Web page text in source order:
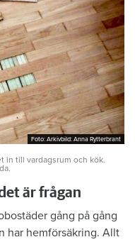
Foto: Arkivbild: Anna Rytterbrant
Foto: Arkivbild: Anna Rytterbrant
in till vardagsrum och kök.
är frågan
gång på gång
har hemförsäkring. Allt